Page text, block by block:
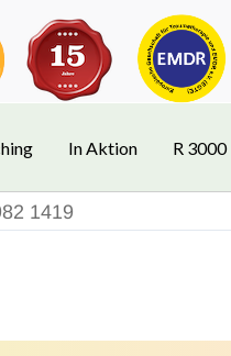
In Aktion R 3000
1419